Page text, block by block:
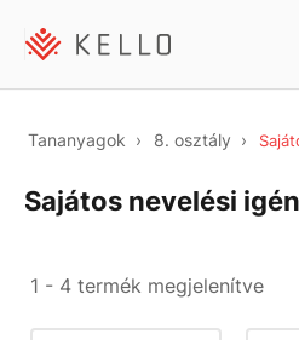
Tananyagok 8. osztály
Sajátos nevelési
1 - 4 termék megjelenítve